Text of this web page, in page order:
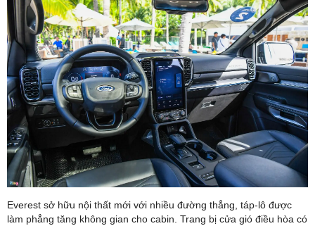
Everest sở hữu nội thất mới với nhiều đường thẳng, táp-lô được
làm phẳng tăng không gian cho cabin. Trang bị cửa gió điều hòa có